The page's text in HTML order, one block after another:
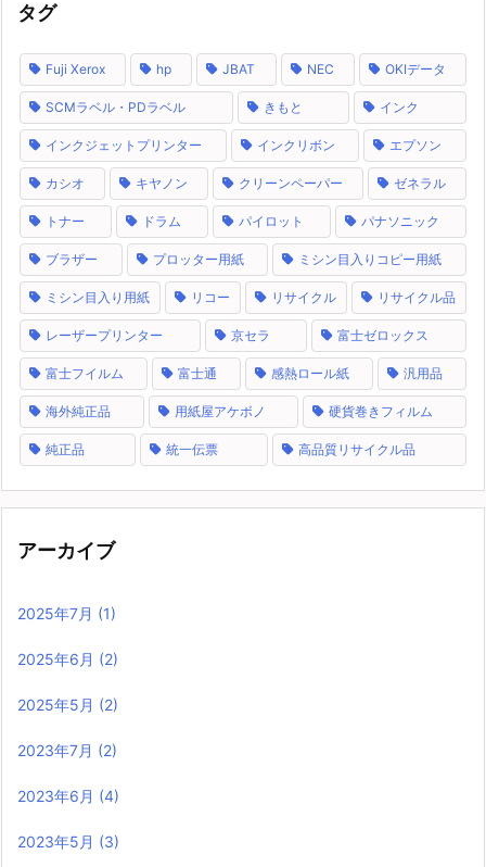
タグ
Fuji Xerox hp JBAT NEC OKIデータ
SCMラベル・PDラベル きもと インク
インクジェットプリンター インクリボン エプソン
カシオ キヤノン クリーンペーパー ゼネラル
トナー ドラム パイロット パナソニック
ブラザー プロッター用紙 ミシン目入りコピー用紙
ミシン目入り用紙 リコー リサイクル リサイクル品
レーザープリンター 京セラ 富士ゼロックス
富士フイルム 富士通 感熱ロール紙 汎用品
海外純正品 用紙屋アケボノ 硬貨巻きフィルム
純正品 統一伝票 高品質リサイクル品
アーカイブ
2025年7月 (1)
2025年6月 (2)
2025年5月 (2)
2023年7月 (2)
2023年6月 (4)
2023年5月 (3)